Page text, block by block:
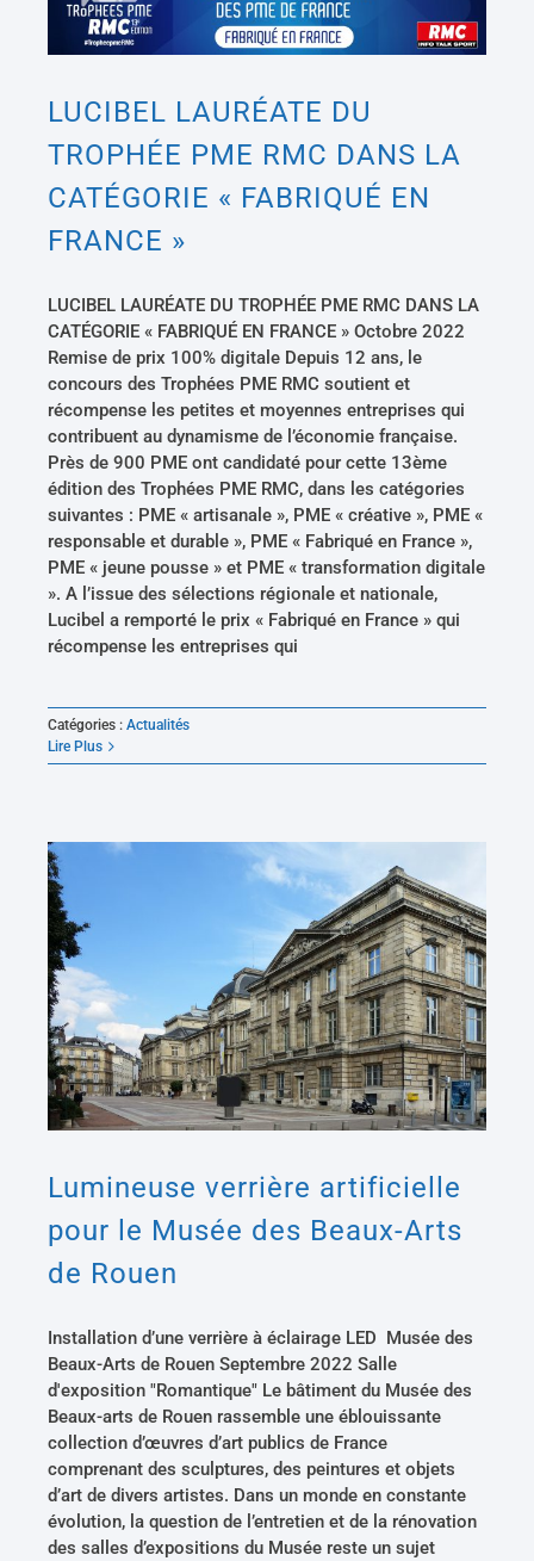
LUCIBEL LAURÉATE DU
TROPHÉE PME RMC DANS LA
CATÉGORIE « FABRIQUÉ EN
FRANCE »
LUCIBEL LAURÉATE DU TROPHÉE PME RMC DANS LA
CATÉGORIE « FABRIQUÉ EN FRANCE » Octobre 2022
Remise de prix 100% digitale Depuis 12 ans, le
concours des Trophées PME RMC soutient et
récompense les petites et moyennes entreprises qui
contribuent au dynamisme de l’économie française.
Près de 900 PME ont candidaté pour cette 13ème
édition des Trophées PME RMC, dans les catégories
suivantes : PME « artisanale », PME « créative », PME «
responsable et durable », PME « Fabriqué en France »,
PME « jeune pousse » et PME « transformation digitale
». A l’issue des sélections régionale et nationale,
Lucibel a remporté le prix « Fabriqué en France » qui
récompense les entreprises qui
Catégories :Actualités
Lire Plus
Lumineuse verrière artificielle
pour le Musée des Beaux-Arts
de Rouen
Installation d’une verrière à éclairage LED Musée des
Beaux-Arts de Rouen Septembre 2022 Salle
d'exposition "Romantique" Le bâtiment du Musée des
Beaux-arts de Rouen rassemble une éblouissante
collection d’œuvres d’art publics de France
comprenant des sculptures, des peintures et objets
d’art de divers artistes. Dans un monde en constante
évolution, la question de l’entretien et de la rénovation
des salles d’expositions du Musée reste un sujet